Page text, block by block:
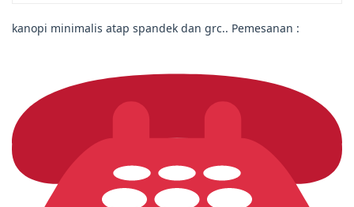
kanopi minimalis atap spandek dan grc.. Pemesanan :